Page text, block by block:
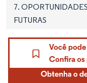
7.
FUTURAS